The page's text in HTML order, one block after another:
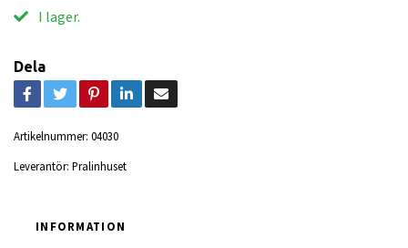
I lager.
Dela
Artikelnummer: 04030
Leverantör: Pralinhuset
INFORMATION